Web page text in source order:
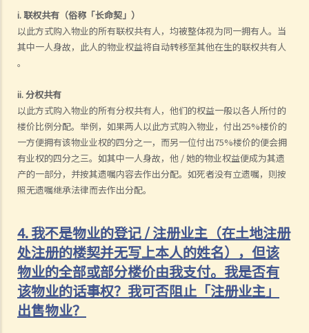
i. 联权共有（俗称「长命契」）
以此方式购入物业的所有联权共有人，均被整体视为同一拥有人。当
其中一人身故，此人的物业权益将自动转移至其他在生的联权共有人
。
ii. 分权共有
以此方式购入物业的所有分权共有人，他们的权益一般以各人所付的
楼价比例分配。举例，如果两人以此方式购入物业，付出25%楼价的
一方便拥有该物业业权的四分之一，而另一位付出75%楼价的便会拥
有业权的四分之三。如其中一人身故，他 / 她的物业权益便成为其遗
产的一部分，并按其遗嘱内容去作出分配。如死者没有立遗嘱，则按
照无遗嘱继承法律而去作出分配。
4. 我不是物业的登记 / 注册业主（在土地注册
处注册的楼契并无写上本人的姓名），但该
物业的全部或部分楼价由我支付。我是否有
该物业的话事权？我可否阻止「注册业主」
出售物业？